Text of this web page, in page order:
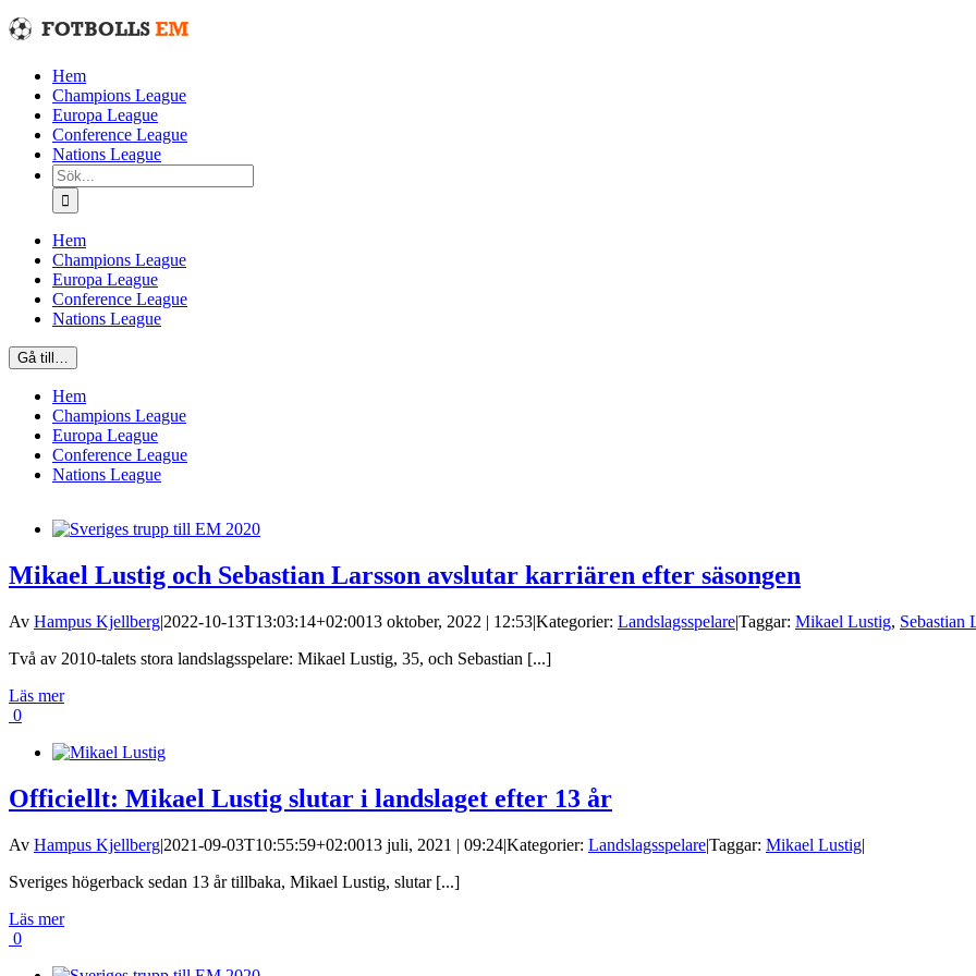
Fortsätt
till
Hem
Champions League
Europa League
Conference League
Nations League
Sök
efter:
Hem
Champions League
Europa League
Conference League
Nations League
Gå till…
Hem
Champions League
Europa League
Conference League
Nations League
Mikael Lustig och Sebastian Larsson avslutar karriären efter säsongen
Av Hampus Kjellberg|2022-10-13T13:03:14+02:0013 oktober, 2022 | 12:53|Kategorier: Landslagsspelare|Taggar: Mikael Lustig, Sebastian
Två av 2010-talets stora landslagsspelare: Mikael Lustig, 35, och Sebastian [...]
Läs mer
0
Officiellt: Mikael Lustig slutar i landslaget efter 13 år
Av Hampus Kjellberg|2021-09-03T10:55:59+02:0013 juli, 2021 | 09:24|Kategorier: Landslagsspelare|Taggar: Mikael Lustig|
Sveriges högerback sedan 13 år tillbaka, Mikael Lustig, slutar [...]
Läs mer
0